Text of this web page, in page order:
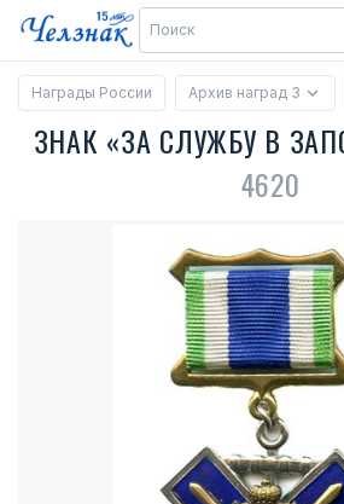
Награды России Архив наград 3
ЗНАК «ЗА СЛУЖБУ В
4620